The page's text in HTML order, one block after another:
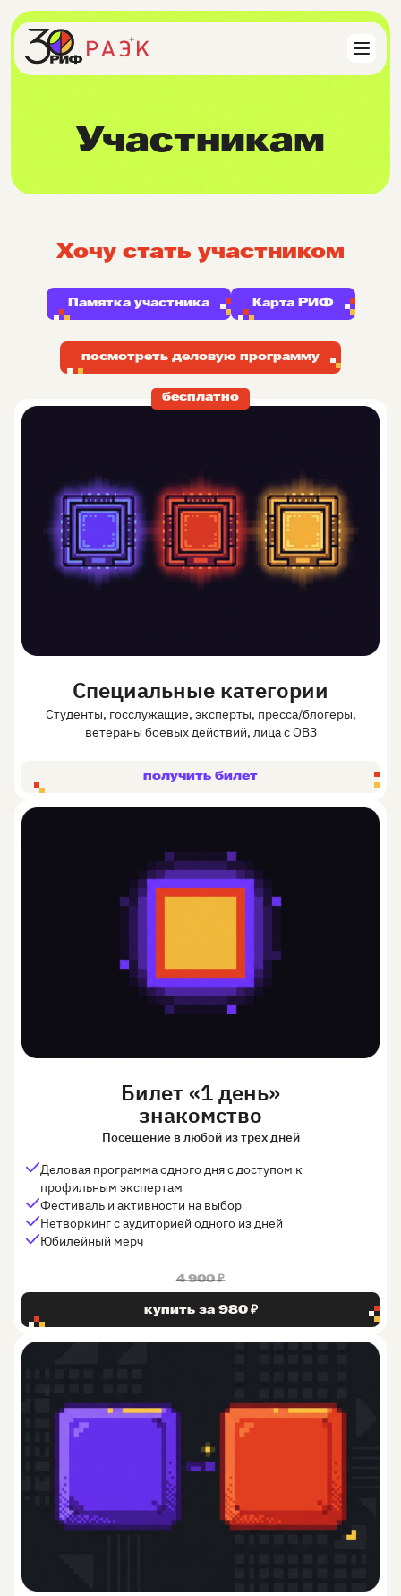
Участникам
Хочу стать участником
Памятка участника Карта РИФ
посмотреть деловую программу
бесплатно
Специальные категории
Студенты, госслужащие, эксперты, пресса/блогеры,
ветераны боевых действий, лица с ОВЗ
получить билет
Билет «1 день»
знакомство
Посещение в любой из трех дней
Деловая программа одного дня с доступом к
профильным экспертам
Фестиваль и активности на выбор
Нетворкинг с аудиторией одного из дней
Юбилейный мерч
4 900 ₽
купить за 980 ₽